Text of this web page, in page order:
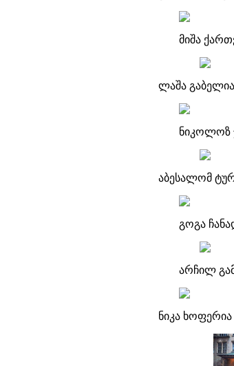
მიშა
ლაშა
ნიკოლოზ
აბესალომ
გოგა
არჩილ
ნიკა ხოფერია